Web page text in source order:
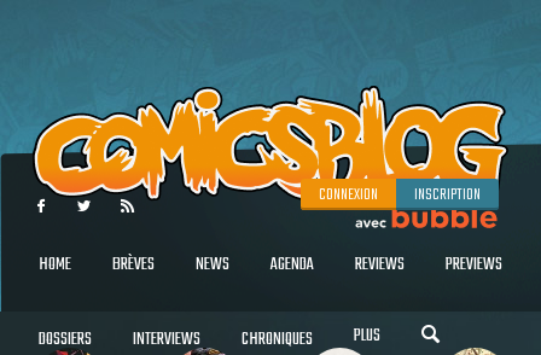
CONNEXION INSCRIPTION
HOME BRÈVES NEWS AGENDA REVIEWS PREVIEWS
DOSSIERS INTERVIEWS CHRONIQUES PLUS